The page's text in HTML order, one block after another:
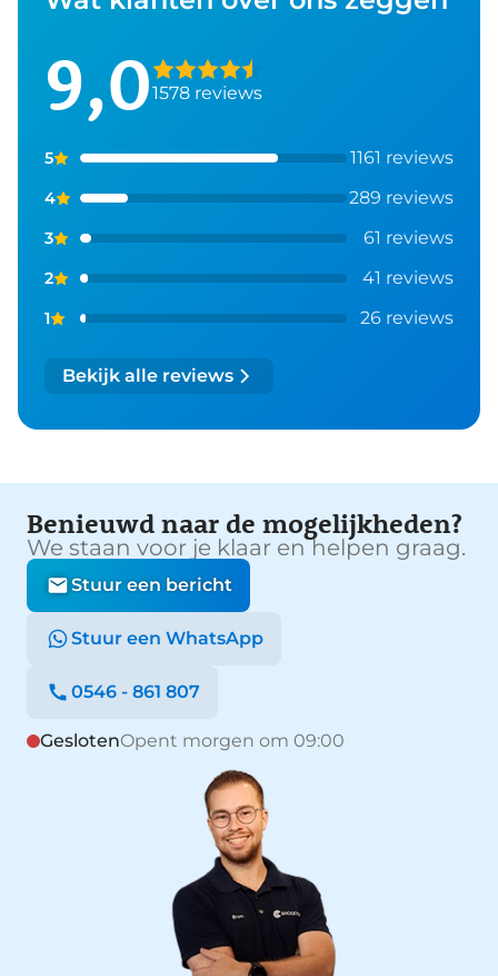
9,01578 reviews
5 1161 reviews
4 289 reviews
3 61 reviews
2 41 reviews
1 26 reviews
Bekijk alle reviews
Benieuwd naar de mogelijkheden?
We staan voor je klaar en helpen graag.
Stuur een bericht
Stuur een WhatsApp
0546 - 861 807
GeslotenOpent morgen om 09:00